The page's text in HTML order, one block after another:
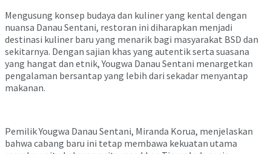
Mengusung konsep budaya dan kuliner yang kental dengan
nuansa Danau Sentani, restoran ini diharapkan menjadi
destinasi kuliner baru yang menarik bagi masyarakat BSD dan
sekitarnya. Dengan sajian khas yang autentik serta suasana
yang hangat dan etnik, Yougwa Danau Sentani menargetkan
pengalaman bersantap yang lebih dari sekadar menyantap
makanan.
Pemilik Yougwa Danau Sentani, Miranda Korua, menjelaskan
bahwa cabang baru ini tetap membawa kekuatan utama